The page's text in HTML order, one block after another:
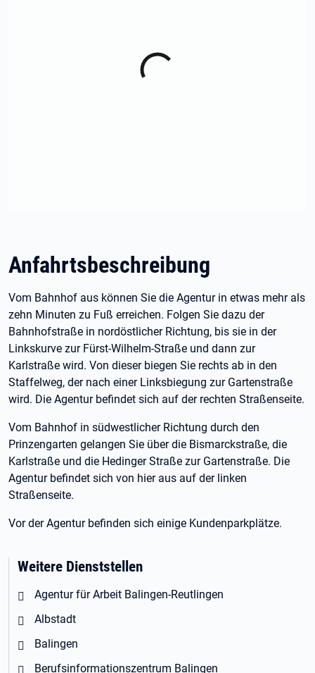
Anfahrtsbeschreibung
Vom Bahnhof aus können Sie die Agentur in etwas mehr als
zehn Minuten zu Fuß erreichen. Folgen Sie dazu der
Bahnhofstraße in nordöstlicher Richtung, bis sie in der
Linkskurve zur Fürst-Wilhelm-Straße und dann zur
Karlstraße wird. Von dieser biegen Sie rechts ab in den
Staffelweg, der nach einer Linksbiegung zur Gartenstraße
wird. Die Agentur befindet sich auf der rechten Straßenseite.
Vom Bahnhof in südwestlicher Richtung durch den
Prinzengarten gelangen Sie über die Bismarckstraße, die
Karlstraße und die Hedinger Straße zur Gartenstraße. Die
Agentur befindet sich von hier aus auf der linken
Straßenseite.
Vor der Agentur befinden sich einige Kundenparkplätze.
Weitere Dienststellen
Agentur für Arbeit Balingen-Reutlingen
Albstadt
Balingen
Berufsinformationszentrum Balingen